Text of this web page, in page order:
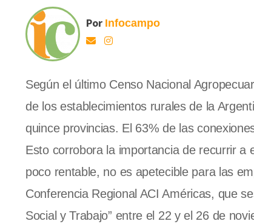
Por Infocampo
Según el último Censo Nacional
de los establecimientos rurales de la
quince provincias. El 63% de las
Esto corrobora la importancia de recurrir
poco rentable, no es apetecible para las
Conferencia Regional ACI Américas, que
Social y Trabajo” entre el 22 y el 26 de